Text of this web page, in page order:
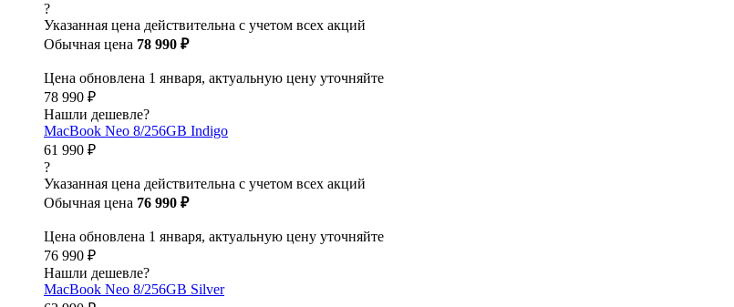
?
Указанная цена действительна с учетом всех акций
Обычная цена 78 990 ₽
Цена обновлена 1 января, актуальную цену уточняйте
78 990 ₽
Нашли дешевле?
MacBook Neo 8/256GB Indigo
61 990 ₽
?
Указанная цена действительна с учетом всех акций
Обычная цена 76 990 ₽
Цена обновлена 1 января, актуальную цену уточняйте
76 990 ₽
Нашли дешевле?
MacBook Neo 8/256GB Silver